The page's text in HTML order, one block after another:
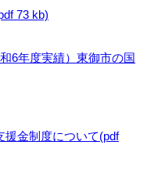
73 kb)
6年度実績）東御市の国
援金制度について(pdf